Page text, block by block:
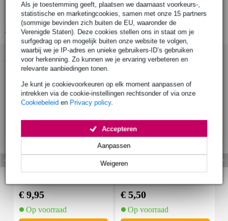
Als je toestemming geeft, plaatsen we daarnaast voorkeurs-,
statistische en marketingcookies, samen met onze 15 partners
(sommige bevinden zich buiten de EU, waaronder de
Verenigde Staten). Deze cookies stellen ons in staat om je
surfgedrag op en mogelijk buiten onze website te volgen,
waarbij we je IP-adres en unieke gebruikers-ID’s gebruiken
voor herkenning. Zo kunnen we je ervaring verbeteren en
relevante aanbiedingen tonen.
Je kunt je cookievoorkeuren op elk moment aanpassen of
intrekken via de cookie-instellingen rechtsonder of via onze
Cookiebeleid en Privacy policy.
Weigeren
Aanpassen
Accepteren
nominale impedantie: 4 Ω
Bekijk alle productspecificaties
Accessoires (7)
Devine MIC100/10 XL
kabel 10 meter
€ 9,95
Op voorraad
Innox Snap 27 kabelbi
mal zwart (10 stuks)
€ 5,50
Op voorraad